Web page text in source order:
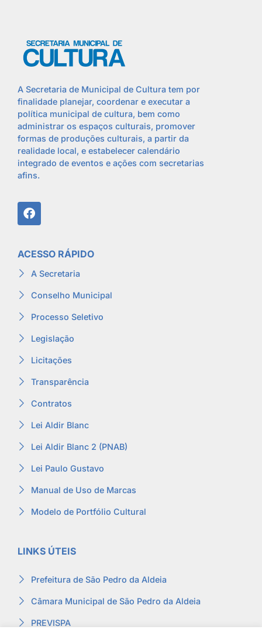
A Secretaria de Municipal de Cultura tem por
finalidade planejar, coordenar e executar a
política municipal de cultura, bem como
administrar os espaços culturais, promover
formas de produções culturais, a partir da
realidade local, e estabelecer calendário
integrado de eventos e ações com secretarias
afins.
ACESSO RÁPIDO
A Secretaria
Conselho Municipal
Processo Seletivo
Legislação
Licitações
Transparência
Contratos
Lei Aldir Blanc
Lei Aldir Blanc 2 (PNAB)
Lei Paulo Gustavo
Manual de Uso de Marcas
Modelo de Portfólio Cultural
LINKS ÚTEIS
Prefeitura de São Pedro da Aldeia
Câmara Municipal de São Pedro da Aldeia
PREVISPA